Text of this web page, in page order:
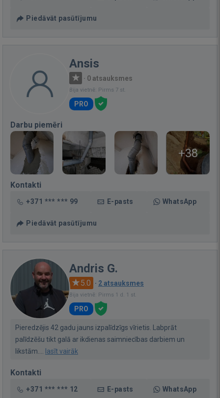
Piedāvāt pasūtījumu
Ansis
· 0 atsauksmes
Bija vietnē: Pirms 7 st.
PRO
Darbu piemēri
+38
Kontakti
+371 *** *** 99 E-pasts WhatsApp
Piedāvāt pasūtījumu
Andris G.
5.0 · 2 atsauksmes
Bija vietnē: Pirms 1 d. 1 st.
PRO
Pieredzējis 42 gadu jauns izpalīdzīgs vīrietis. Labprāt
palīdzēšu tikt galā ar ikdienas saimniecības darbiem un
likstām....
lasīt vairāk
Kontakti
+371 *** *** 12 E-pasts WhatsApp